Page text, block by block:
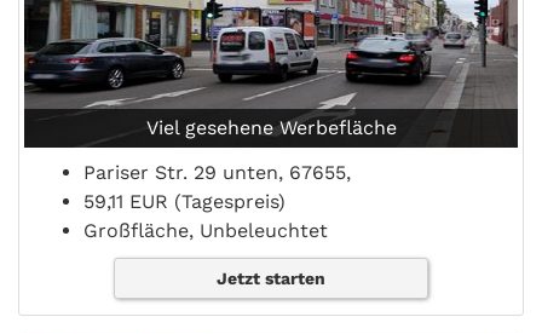
Viel gesehene Werbefläche
Pariser Str. 29 unten, 67655,
59,11 EUR (Tagespreis)
Großfläche, Unbeleuchtet
Jetzt starten